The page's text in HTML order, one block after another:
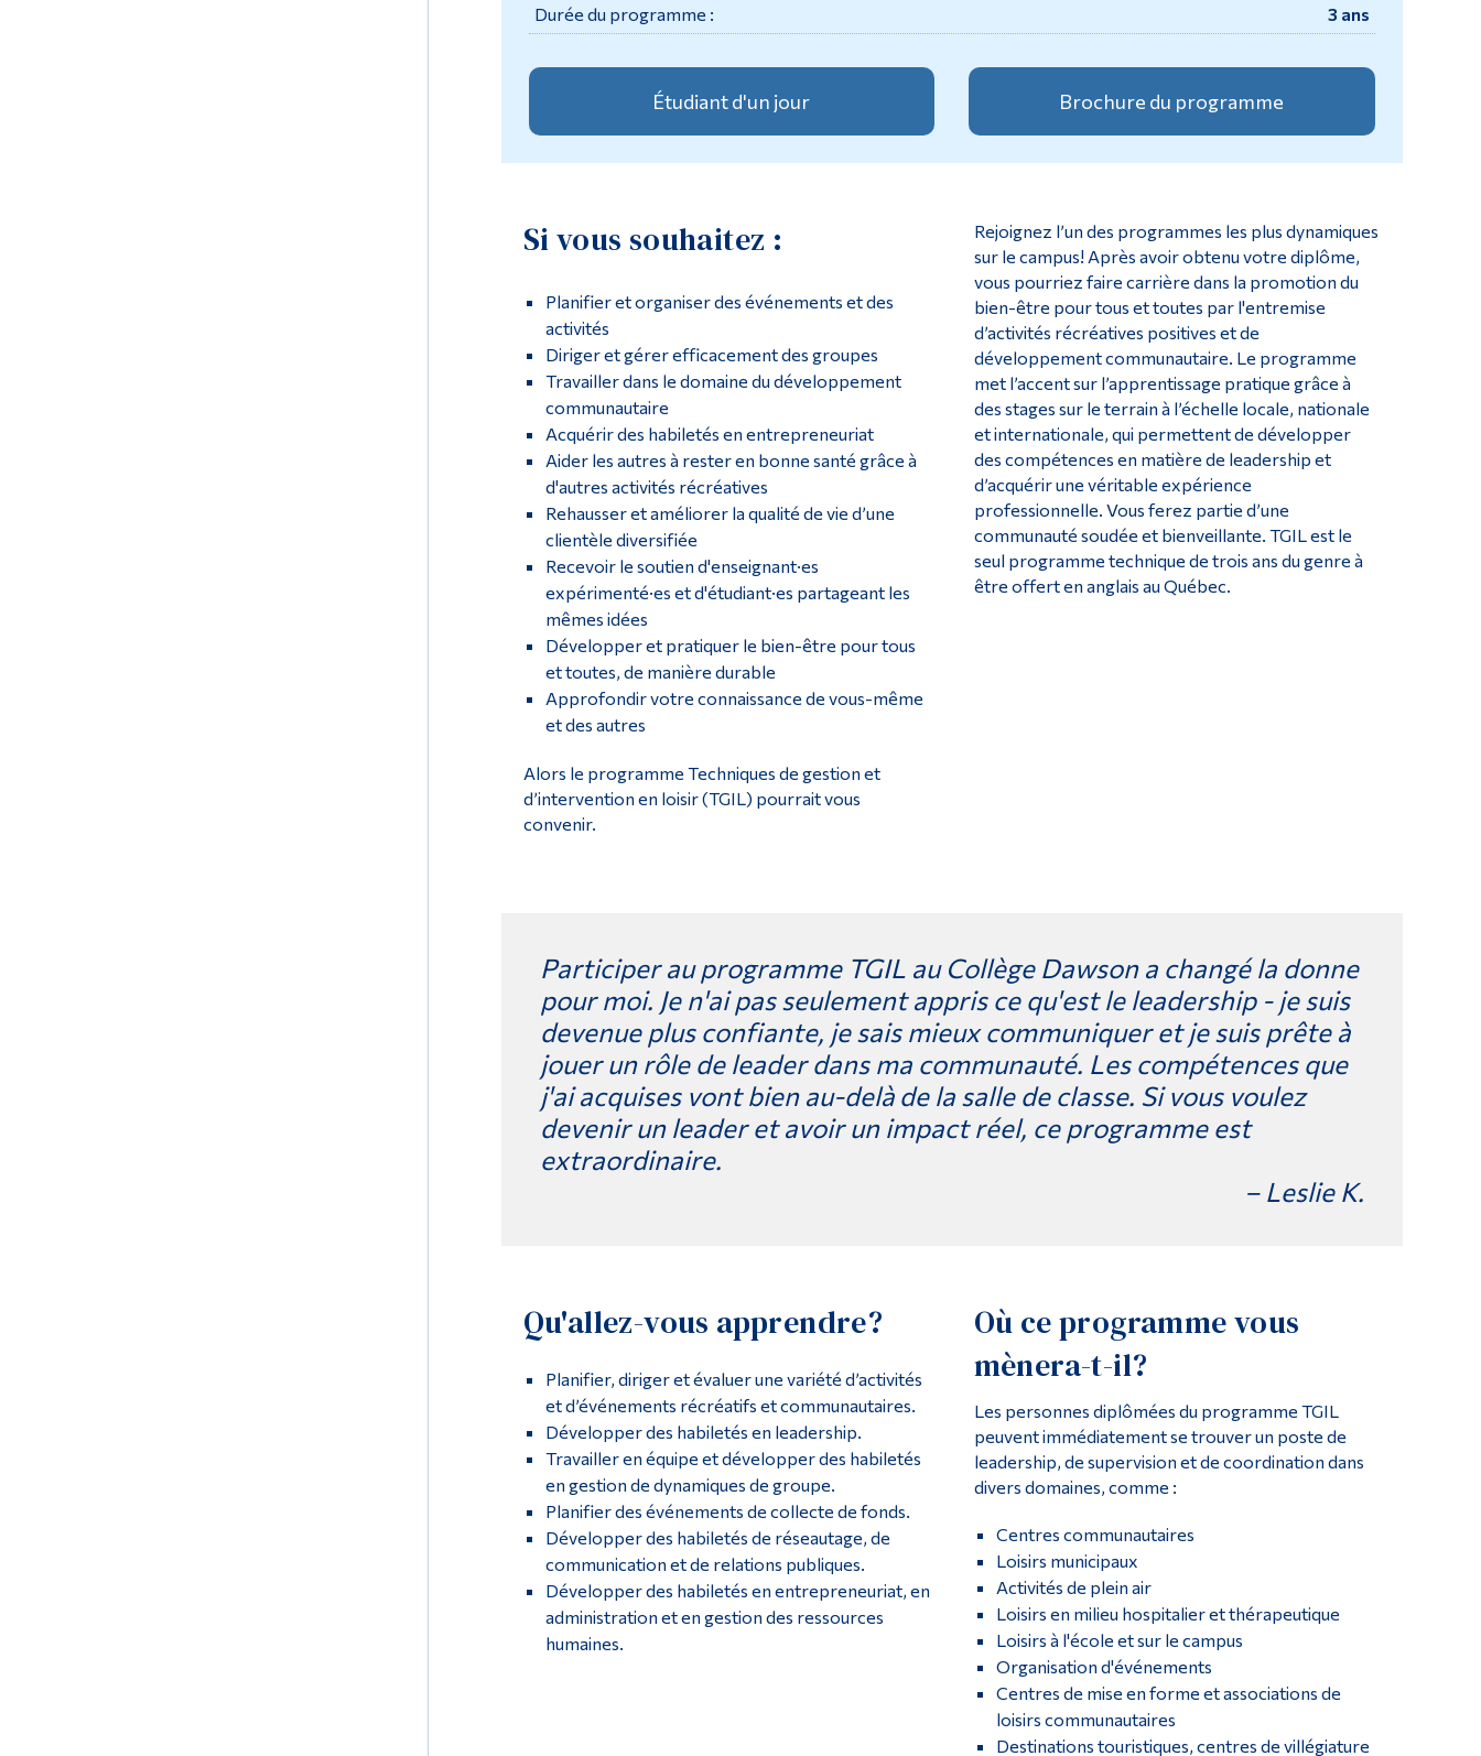
Durée du programme :
3 ans
Étudiant d'un jour Brochure du programme
Si vous souhaitez :
Planifier et organiser des événements et des
activités
Diriger et gérer efficacement des groupes
Travailler dans le domaine du développement
communautaire
Acquérir des habiletés en entrepreneuriat
Aider les autres à rester en bonne santé grâce à
d'autres activités récréatives
Rehausser et améliorer la qualité de vie d’une
clientèle diversifiée
Recevoir le soutien d'enseignant·es
expérimenté·es et d'étudiant·es partageant les
mêmes idées
Développer et pratiquer le bien-être pour tous
et toutes, de manière durable
Approfondir votre connaissance de vous-même
et des autres
Alors le programme Techniques de gestion et
d’intervention en loisir (TGIL) pourrait vous
convenir.
Rejoignez l’un des programmes les plus dynamiques
sur le campus! Après avoir obtenu votre diplôme,
vous pourriez faire carrière dans la promotion du
bien-être pour tous et toutes par l'entremise
d’activités récréatives positives et de
développement communautaire. Le programme
met l’accent sur l’apprentissage pratique grâce à
des stages sur le terrain à l’échelle locale, nationale
et internationale, qui permettent de développer
des compétences en matière de leadership et
d’acquérir une véritable expérience
professionnelle. Vous ferez partie d’une
communauté soudée et bienveillante. TGIL est le
seul programme technique de trois ans du genre à
être offert en anglais au Québec.
Participer au programme TGIL au Collège Dawson a changé la donne
pour moi. Je n'ai pas seulement appris ce qu'est le leadership - je suis
devenue plus confiante, je sais mieux communiquer et je suis prête à
jouer un rôle de leader dans ma communauté. Les compétences que
j'ai acquises vont bien au-delà de la salle de classe. Si vous voulez
devenir un leader et avoir un impact réel, ce programme est
extraordinaire.
– Leslie K.
Qu'allez-vous apprendre?
Planifier, diriger et évaluer une variété d’activités
et d’événements récréatifs et communautaires.
Développer des habiletés en leadership.
Travailler en équipe et développer des habiletés
en gestion de dynamiques de groupe.
Planifier des événements de collecte de fonds.
Développer des habiletés de réseautage, de
communication et de relations publiques.
Développer des habiletés en entrepreneuriat, en
administration et en gestion des ressources
humaines.
Où ce programme vous
mènera-t-il?
Les personnes diplômées du programme TGIL
peuvent immédiatement se trouver un poste de
leadership, de supervision et de coordination dans
divers domaines, comme :
Centres communautaires
Loisirs municipaux
Activités de plein air
Loisirs en milieu hospitalier et thérapeutique
Loisirs à l'école et sur le campus
Organisation d'événements
Centres de mise en forme et associations de
loisirs communautaires
Destinations touristiques, centres de villégiature